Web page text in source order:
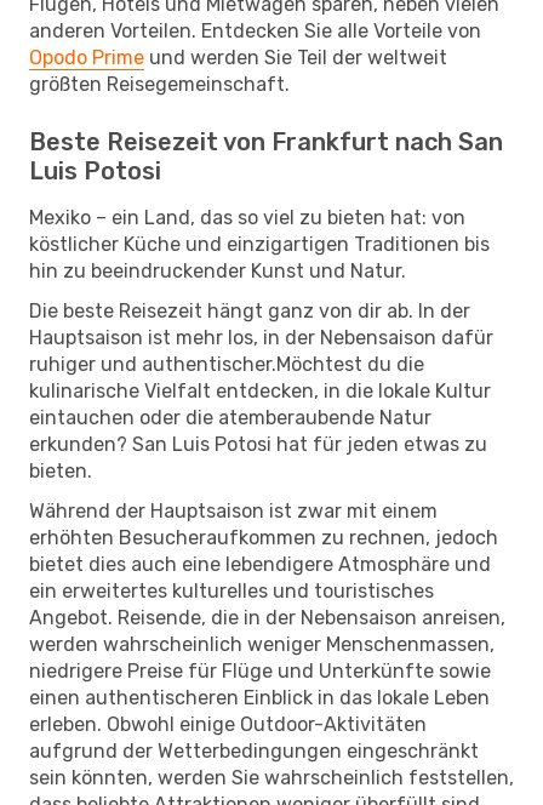
anderen Vorteilen. Entdecken Sie alle Vorteile von
Opodo Prime und werden Sie Teil der weltweit
größten Reisegemeinschaft.
Beste Reisezeit von Frankfurt nach San
Luis Potosi
Mexiko – ein Land, das so viel zu bieten hat: von
köstlicher Küche und einzigartigen Traditionen bis
hin zu beeindruckender Kunst und Natur.
Die beste Reisezeit hängt ganz von dir ab. In der
Hauptsaison ist mehr los, in der Nebensaison dafür
ruhiger und authentischer.Möchtest du die
kulinarische Vielfalt entdecken, in die lokale Kultur
eintauchen oder die atemberaubende Natur
erkunden? San Luis Potosi hat für jeden etwas zu
bieten.
Während der Hauptsaison ist zwar mit einem
erhöhten Besucheraufkommen zu rechnen, jedoch
bietet dies auch eine lebendigere Atmosphäre und
ein erweitertes kulturelles und touristisches
Angebot. Reisende, die in der Nebensaison anreisen,
werden wahrscheinlich weniger Menschenmassen,
niedrigere Preise für Flüge und Unterkünfte sowie
einen authentischeren Einblick in das lokale Leben
erleben. Obwohl einige Outdoor-Aktivitäten
aufgrund der Wetterbedingungen eingeschränkt
sein könnten, werden Sie wahrscheinlich feststellen,